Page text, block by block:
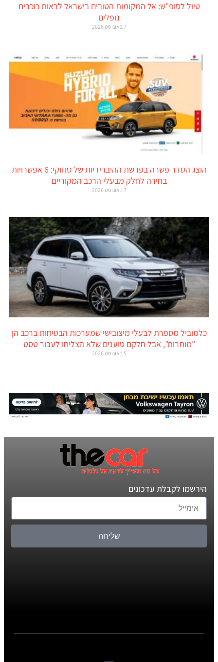
טיול לסופ"ש: אל המקומות הטובים בישראל לראות כוכבים
נופלים
7 באוגוסט 2026
הוצג הסדר פשרה בפרשת ההיברידיות של סוזוקי: 6 אפשרויות
בחירה לחלק מבעלי הרכב המקוריים
7 באוגוסט 2026
כלמוביל מספרת לבעלי מיצובישי שמערכות הבטיחות ברכב הן
"מותרות", אבל חלקם טוענים שלא הצליחו לעבור טסט
5 באוגוסט 2026
הירשמו לקבלת עדכונים
שליחה